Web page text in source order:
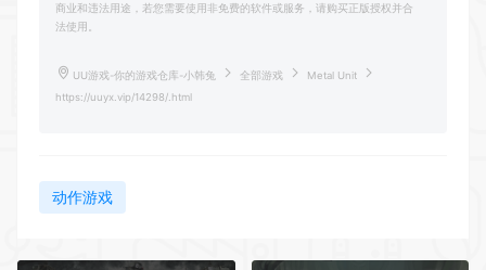
商业和违法用途，若您需要使用非免费的软件或服务，请购买正版授权并合
法使用。
UU游戏-你的游戏仓库-小韩兔 全部游戏
Metal Unit
https://uuyx.vip/14298/.html
动作游戏